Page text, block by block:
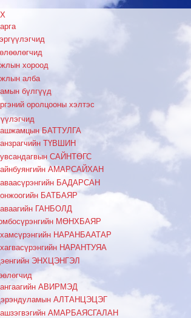
хороод
алба
бүлгүүд
оролцооны хэлтэс
БАТТУЛГА
ТҮВШИН
САЙНТӨГС
АМАРСАЙХАН
БАДАРСАН
БАТБАЯР
ГАНБОЛД
МӨНХБАЯР
НАРАНБААТАР
НАРАНТУЯА
ЭНХЦЭНГЭЛ
АВИРМЭД
АЛТАНЦЭЦЭГ
АМАРБАЯСГАЛАН